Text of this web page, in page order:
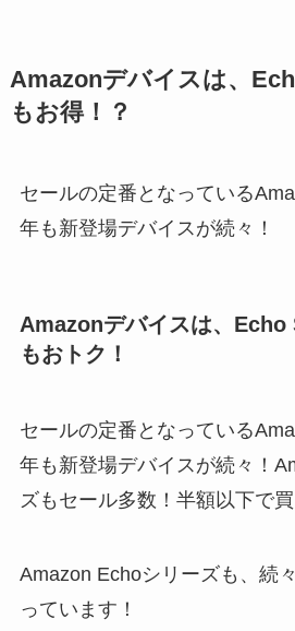
Amazonデバイスは、
もお得！？
セールの定番となっている
年も新登場デバイスが続々！
Amazonデバイスは、
もおトク！
セールの定番となっている
年も新登場デバイスが続々！
ズもセール多数！半額以下で
Amazon Echoシリーズも、続
っています！